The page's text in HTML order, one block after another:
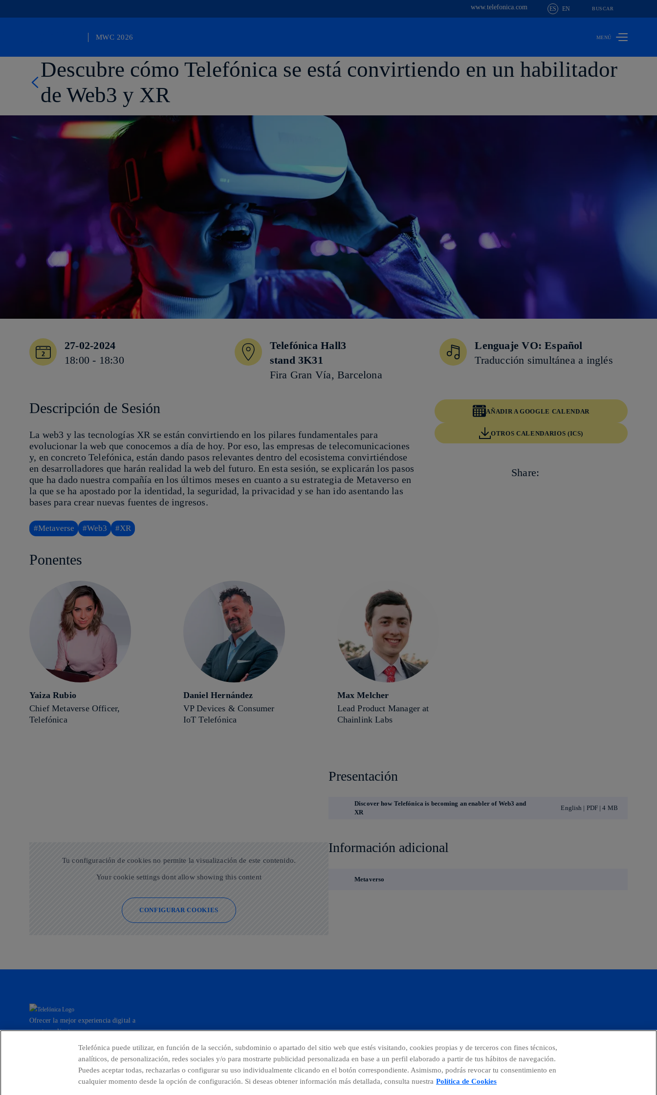
al
www.telefonica.com ES EN BUSCAR
MWC 2026
Otro sitio más de Telefónica WP Network
Descubre cómo Telefónica se está convirtiendo en un habilitador
de Web3 y XR
27-02-2024
18:00 - 18:30
Telefónica Hall3
stand 3K31
Fira Gran Vía, Barcelona
Lenguaje VO: Español
Traducción simultánea a inglés
Descripción de Sesión
La web3 y las tecnologías XR se están convirtiendo en los pilares fundamentales para
evolucionar la web que conocemos a día de hoy. Por eso, las empresas de telecomunicaciones
y, en concreto Telefónica, están dando pasos relevantes dentro del ecosistema convirtiéndose
en desarrolladores que harán realidad la web del futuro. En esta sesión, se explicarán los pasos
que ha dado nuestra compañía en los últimos meses en cuanto a su estrategia de Metaverso en
la que se ha apostado por la identidad, la seguridad, la privacidad y se han ido asentando las
bases para crear nuevas fuentes de ingresos.
AÑADIR A GOOGLE CALENDAR
OTROS CALENDARIOS (ICS)
Share:
#Metaverse #Web3 #XR
Ponentes
Yaiza Rubio
Chief Metaverse Officer,
Telefónica
Daniel Hernández
VP Devices & Consumer
IoT Telefónica
Max Melcher
Lead Product Manager at
Chainlink Labs
Tu configuración de cookies no permite la visualización de este contenido.
Your cookie settings dont allow showing this content
CONFIGURAR COOKIES
Presentación
Discover how Telefónica is becoming an enabler of Web3 and
XR
English | PDF | 4 MB
Información adicional
Metaverso
Ofrecer la mejor experiencia digital a
nuestros clientes.
Países y Unidades emergentes Canal de Denuncias Centro Global Transparencia
Telefónica puede utilizar, en función de la sección, subdominio o apartado del sitio web que estés visitando, cookies propias y de terceros con fines técnicos,
analíticos, de personalización, redes sociales y/o para mostrarte publicidad personalizada en base a un perfil elaborado a partir de tus hábitos de navegación.
Puedes aceptar todas, rechazarlas o configurar su uso individualmente clicando en el botón correspondiente. Asimismo, podrás revocar tu consentimiento en
cualquier momento desde la opción de configuración. Si deseas obtener información más detallada, consulta nuestra Política de Cookies